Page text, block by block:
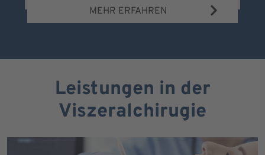
MEHR ERFAHREN
Leistungen in der
Viszeralchirugie